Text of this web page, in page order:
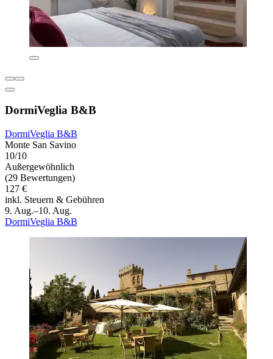
DormiVeglia B&B
DormiVeglia B&B
Monte San Savino
10/10
Außergewöhnlich
(29 Bewertungen)
127 €
inkl. Steuern & Gebühren
9. Aug.–10. Aug.
DormiVeglia B&B